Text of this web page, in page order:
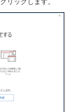
リックします。